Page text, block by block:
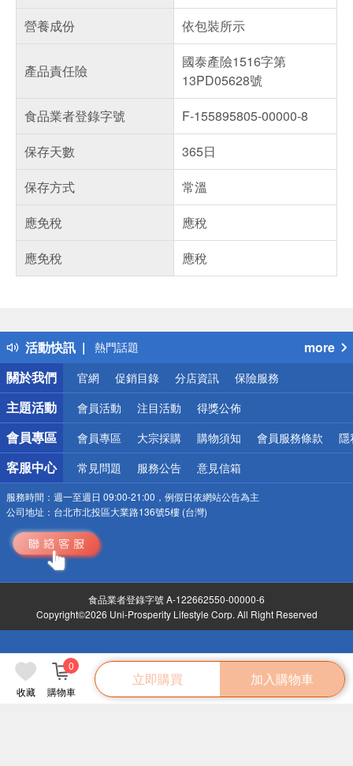
收藏 購物車
0
立即購買 加入購物車
營養成份
依包裝所示
產品責任險
國泰產險1516字第
13PD05628號
食品業者登錄字號
F-155895805-00000-8
保存天數
365日
保存方式
常溫
應免稅
應稅
應免稅
應稅
活動快訊
得獎公告
熱門話題
銀行優惠
偏遠地區配送
詐騙網頁！請小心！
more
關於我們
官網 促銷目錄 分店資訊 保險服務
主題活動 會員活動 注目活動 得獎公佈
會員專區 會員專區 大宗採購 購物須知 會員服務條款 隱
客服中心 常見問題 服務公告 意見信箱
服務時間： 週一至週日 09:00-21:00，例假日依網站公告為主
公司地址： 台北市北投區大業路136號5樓 (台灣)
食品業者登錄字號 A-122662550-00000-6
Copyright©2026 Uni-Prosperity Lifestyle Corp. All Right Reserved